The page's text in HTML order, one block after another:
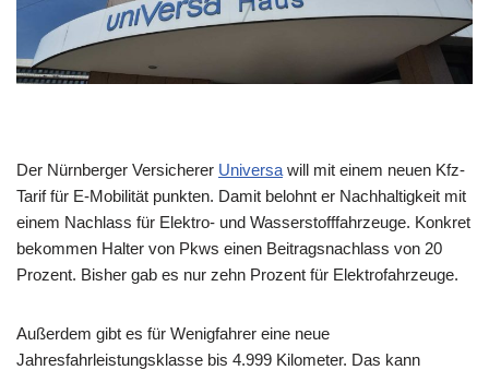
Der Nürnberger Versicherer Universa will mit einem neuen Kfz-
Tarif für E-Mobilität punkten. Damit belohnt er Nachhaltigkeit mit
einem Nachlass für Elektro- und Wasserstofffahrzeuge. Konkret
bekommen Halter von Pkws einen Beitragsnachlass von 20
Prozent. Bisher gab es nur zehn Prozent für Elektrofahrzeuge.
Außerdem gibt es für Wenigfahrer eine neue
Jahresfahrleistungsklasse bis 4.999 Kilometer. Das kann